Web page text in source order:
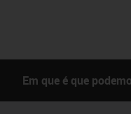
Em que é que